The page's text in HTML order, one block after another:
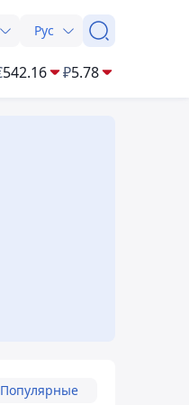
Рус
542.16 ₽5.78
Популярные